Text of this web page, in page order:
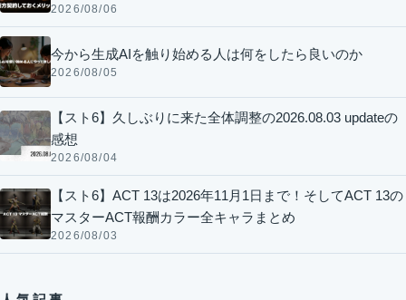
2026/08/06
今から生成AIを触り始める人は何をしたら良いのか
2026/08/05
【スト6】久しぶりに来た全体調整の2026.08.03 updateの
感想
2026/08/04
【スト6】ACT 13は2026年11月1日まで！そしてACT 13の
マスターACT報酬カラー全キャラまとめ
2026/08/03